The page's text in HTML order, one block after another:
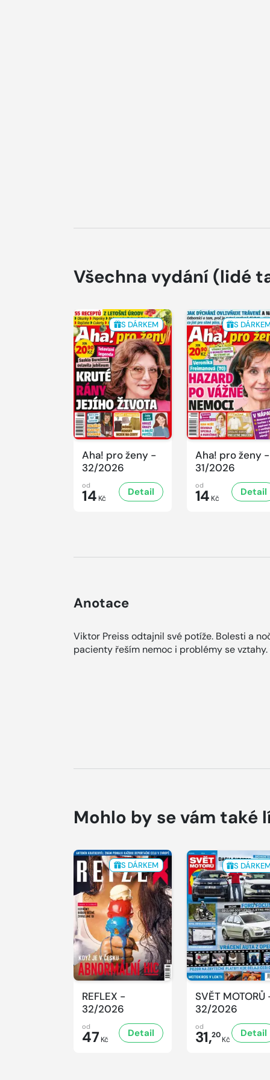
Všechna vydání (lidé
S DÁRKEM
Aha! pro ženy -
32/2026
od
14 Kč
Detail
S
Aha! pro ženy -
31/2026
od
14 Kč
Detail
Anotace
Viktor Preiss odtajnil své potíže. Bolesti a
pacienty řeším nemoc i problémy se
Mohlo by se vám také
S DÁRKEM
REFLEX -
32/2026
od
47 Kč
Detail
S
SVĚT MOTORŮ
32/2026
od
31,20Kč
Detail